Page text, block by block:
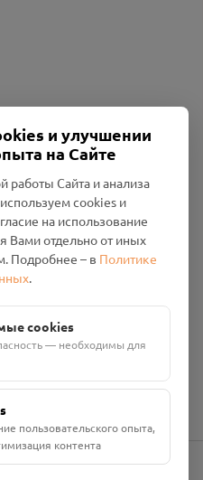
«Смоленский
область, р-н
д. 26А, пом. 18
в АО "АЛЬФА-БАНК"
и улучшении
на Сайте
работы Сайта и анализа
cookies и
на использование
Вами отдельно от иных
Подробнее – в Политике
.
cookies
— необходимы для
пользовательского опыта,
контента